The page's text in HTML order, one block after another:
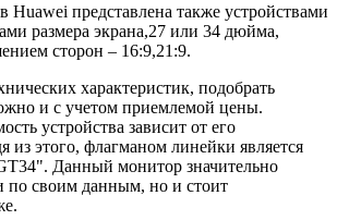
Huawei представлена также устройствами
размера экрана,27 или 34 дюйма,
сторон – 16:9,21:9.
характеристик, подобрать
и с учетом приемлемой цены.
устройства зависит от его
из этого, флагманом линейки является
Данный монитор значительно
по своим данным, но и стоит